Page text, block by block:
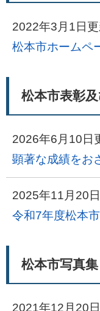
2022年3月1日
松本市ホームペ
松本市表彰
2026年6月10日
顕著な成績をお
2025年11月20
令和7年度松本
松本市写真集
2021年12月20